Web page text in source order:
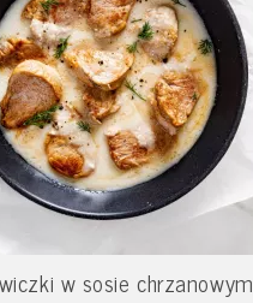
w sosie chrzanowym